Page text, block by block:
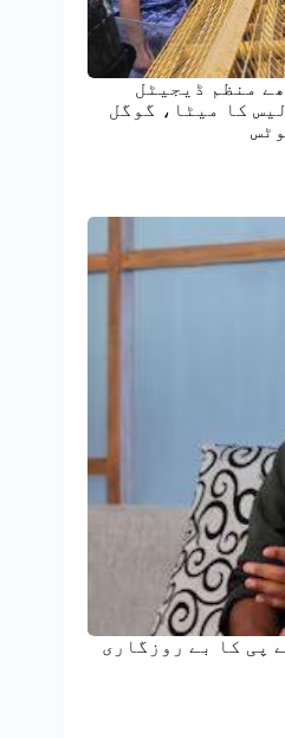
منظم ڈیجیٹل
کا میٹا، گوگل
پی کا بے روزگاری